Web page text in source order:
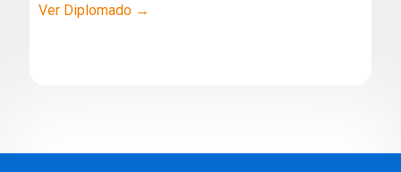
Ver Diplomado →